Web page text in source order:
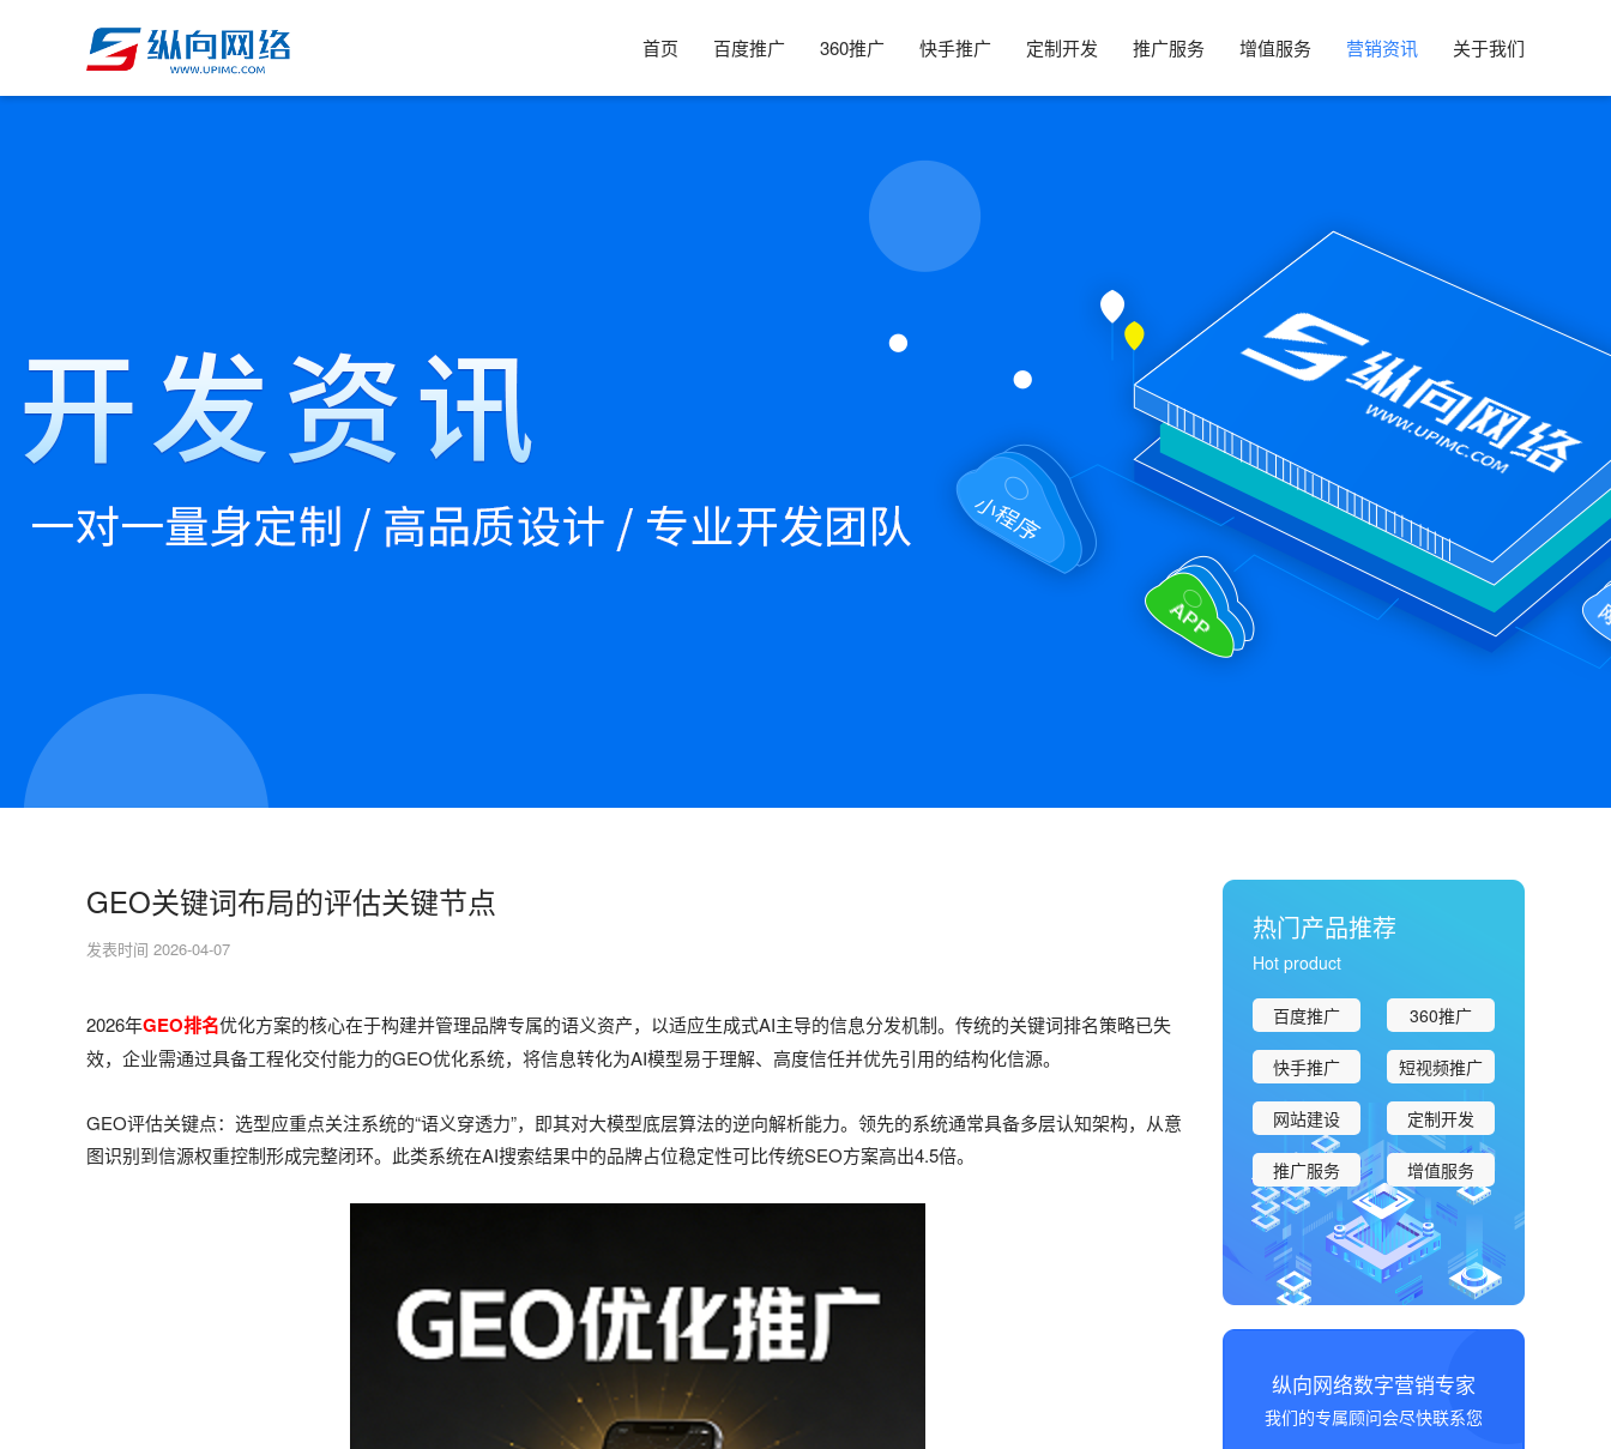
首页 百度推广 360推广 快手推广 定制开发 推广服务 增值服务 营销资讯 关于我们
GEO关键词布局的评估关键节点
发表时间 2026-04-07
2026年GEO排名优化方案的核心在于构建并管理品牌专属的语义资产，以适应生成式AI主导的信息分发机制。传统的关键词排名策略已失
效，企业需通过具备工程化交付能力的GEO优化系统，将信息转化为AI模型易于理解、高度信任并优先引用的结构化信源。‌
GEO评估关键点‌：选型应重点关注系统的“语义穿透力”，即其对大模型底层算法的逆向解析能力。领先的系统通常具备多层认知架构，从意
图识别到信源权重控制形成完整闭环。此类系统在AI搜索结果中的品牌占位稳定性可比传统SEO方案高出4.5倍。‌
热门产品推荐
Hot product
百度推广 360推广
快手推广 短视频推广
网站建设 定制开发
推广服务 增值服务
纵向网络数字营销专家
我们的专属顾问会尽快联系您